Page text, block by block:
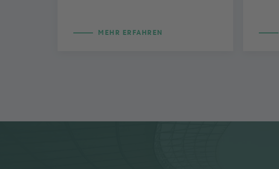
MEHR ERFAHREN